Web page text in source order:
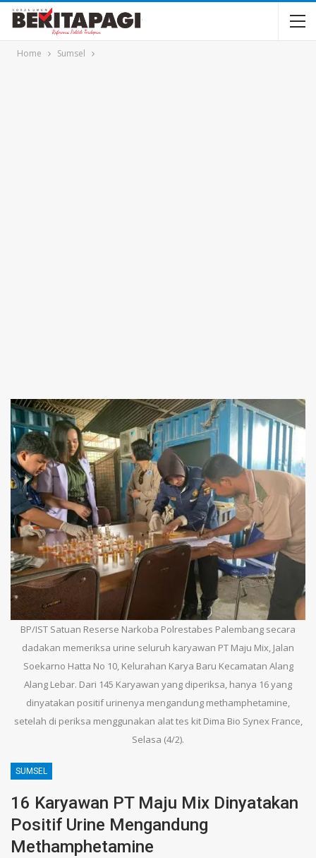
Home Sumsel
BP/IST Satuan Reserse Narkoba Polrestabes Palembang secara
dadakan memeriksa urine seluruh karyawan PT Maju Mix, Jalan
Soekarno Hatta No 10, Kelurahan Karya Baru Kecamatan Alang
Alang Lebar. Dari 145 Karyawan yang diperiksa, hanya 16 yang
dinyatakan positif urinenya mengandung methamphetamine,
setelah di periksa menggunakan alat tes kit Dima Bio Synex France,
Selasa (4/2).
SUMSEL
16 Karyawan PT Maju Mix Dinyatakan
Positif Urine Mengandung
Methamphetamine